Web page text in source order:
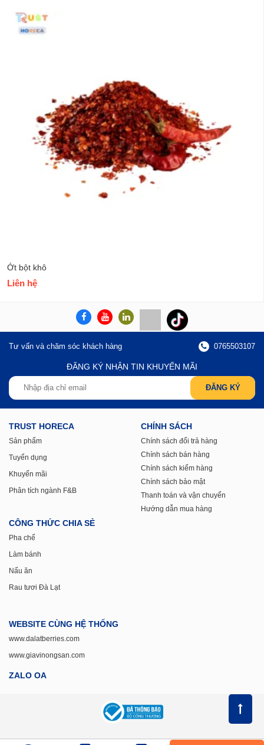
Ớt bột khô
Liên hệ
Tư vấn và chăm sóc khách hàng 0765503107
ĐĂNG KÝ NHẬN TIN KHUYẾN MÃI
TRUST HORECA
Sản phẩm
Tuyển dụng
Khuyến mãi
Phân tích ngành F&B
CHÍNH SÁCH
Chính sách đổi trả hàng
Chính sách bán hàng
Chính sách kiểm hàng
Chính sách bảo mật
Thanh toán và vận chuyển
Hướng dẫn mua hàng
CÔNG THỨC CHIA SẺ
Pha chế
Làm bánh
Nấu ăn
Rau tươi Đà Lạt
WEBSITE CÙNG HỆ THỐNG
www.dalatberries.com
www.giavinongsan.com
ZALO OA